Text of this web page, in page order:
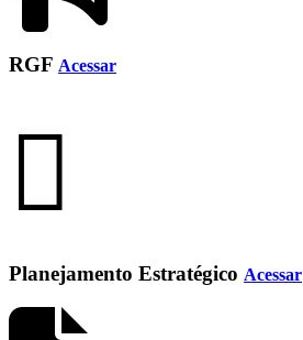
RGF Acessar
Planejamento Estratégico Acessar